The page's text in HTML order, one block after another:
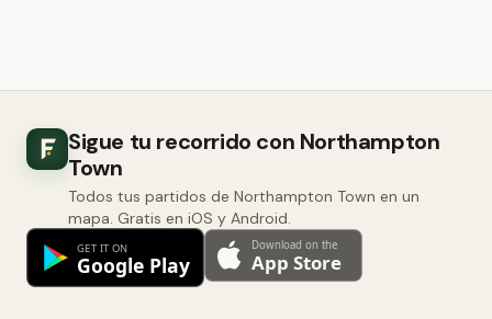
Sigue tu recorrido con Northampton
Town
Todos tus partidos de Northampton Town en un
mapa. Gratis en iOS y Android.